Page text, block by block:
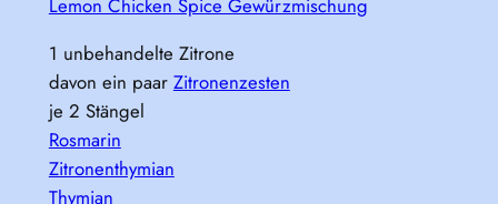
Lemon Chicken Spice Gewürzmischung
1 unbehandelte Zitrone
davon ein paar Zitronenzesten
je 2 Stängel
Rosmarin
Zitronenthymian
Thymian